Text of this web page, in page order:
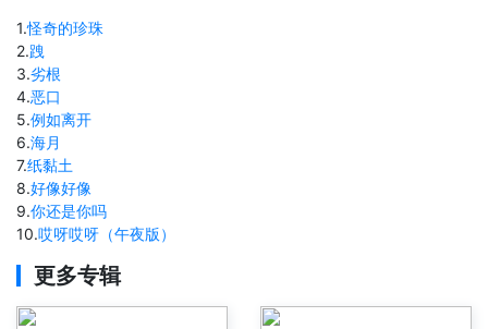
1.怪奇的珍珠
2.跩
3.劣根
4.恶口
5.例如离开
6.海月
7.纸黏土
8.好像好像
9.你还是你吗
10.哎呀哎呀（午夜版）
更多专辑